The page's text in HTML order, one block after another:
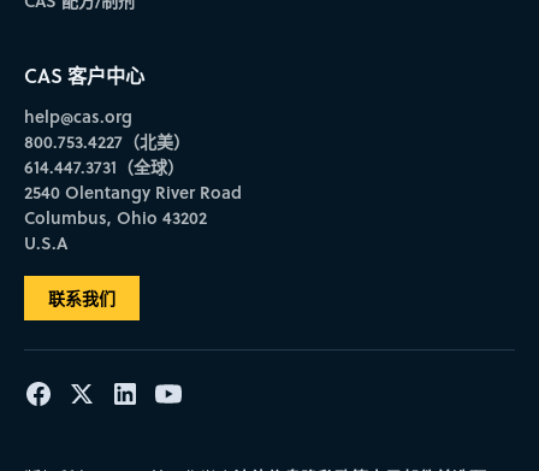
CAS 客户中心
help@cas.org
800.753.4227（北美）
614.447.3731（全球）
2540 Olentangy River Road
Columbus, Ohio 43202
U.S.A
联系我们